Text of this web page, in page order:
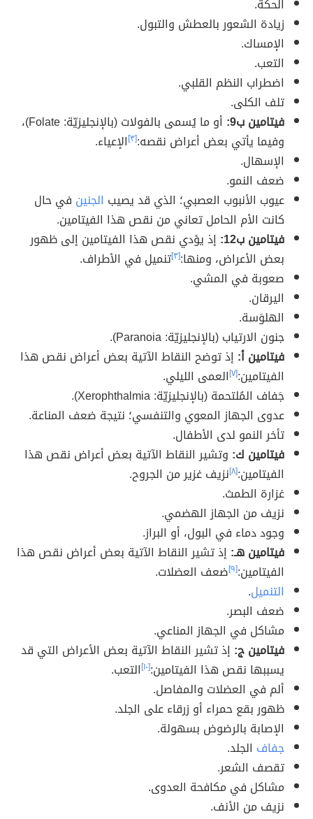
الحكة.
زيادة الشعور بالعطش والتبول.
الإمساك.
التعب.
اضطراب النظم القلبي.
تلف الكلى.
فيتامين ب9:
أو ما يُسمى بالفولات (بالإنجليزيّة: Folate)،
وفيما يأتي بعض أعراض نقصه:[٣] الإعياء.
الإسهال.
ضعف النمو.
عيوب الأنبوب العصبي؛ الذي قد يصيب الجنين في حال
كانت الأم الحامل تعاني من نقص هذا الفيتامين.
فيتامين ب12:
إذ يؤدي نقص هذا الفيتامين إلى ظهور
بعض الأعراض، ومنها:[٣] تنميل في الأطراف.
صعوبة في المشي.
اليرقان.
الهلوَسة.
جنون الارتياب (بالإنجليزيّة: Paranoia).
فيتامين أ: إذ توضح النقاط الآتية بعض أعراض نقص هذا
الفيتامين:[٧] العمى الليلي.
جَفاف المُلتحمة (بالإنجليزيّة: Xerophthalmia).
عدوى الجهاز المعوي والتنفسي؛ نتيجة ضعف المناعة.
تأخر النمو لدى الأطفال.
فيتامين ك: وتشير النقاط الآتية بعض أعراض نقص هذا
الفيتامين:[٨] نزيف غزير من الجروح.
غزارة الطمث.
نزيف من الجهاز الهضمي.
وجود دماء في البول، أو البراز.
فيتامين هـ: إذ تشير النقاط الآتية بعض أعراض نقص هذا
الفيتامين:[٩] ضعف العضلات.
التنميل.
ضعف البصر.
مشاكل في الجهاز المناعي.
فيتامين ج: إذ تشير النقاط الآتية بعض الأعراض التي قد
يسببها نقص هذا الفيتامين:[١٠] التعب.
ألم في العضلات والمفاصل.
ظهور بقع حمراء أو زرقاء على الجلد.
الإصابة بالرضوض بسهولة.
جفاف الجلد.
تقصف الشعر.
مشاكل في مكافحة العدوى.
نزيف من الأنف.